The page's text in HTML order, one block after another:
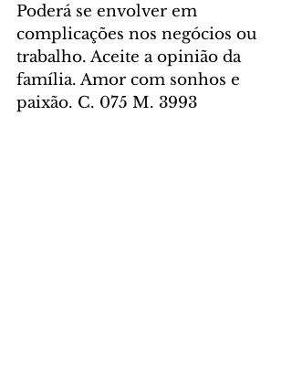
Poderá se envolver em
complicações nos negócios ou
trabalho. Aceite a opinião da
família. Amor com sonhos e
paixão. C. 075 M. 3993